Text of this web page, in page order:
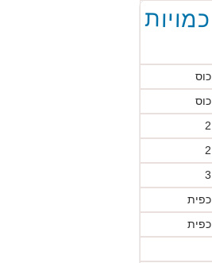
כמויות
כוס
כוס
2
2
3
כפית
כפית